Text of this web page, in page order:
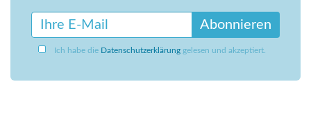
Abonnieren
Ich habe die Datenschutzerklärung gelesen und akzeptiert.